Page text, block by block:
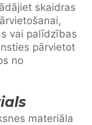
skaidras
vai palīdzības
pārvietot
no
materiāla